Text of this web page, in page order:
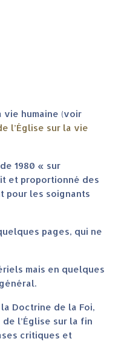
vie humaine (voir
l’Église sur la vie
1980 « sur
et proportionné des
pour les soignants
pages, qui ne
mais en quelques
Doctrine de la Foi,
l’Église sur la fin
critiques et